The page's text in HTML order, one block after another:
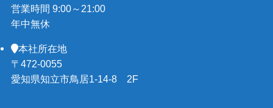
営業時間 9:00～21:00
年中無休
本社所在地
〒472-0055
愛知県知立市鳥居1-14-8 2F